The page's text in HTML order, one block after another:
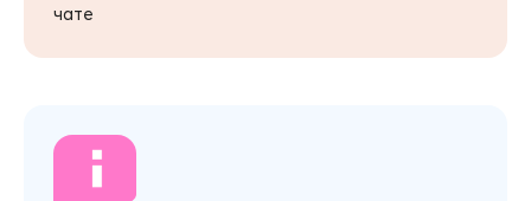
чате